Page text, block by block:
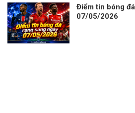
Điểm tin bóng
07/05/2026